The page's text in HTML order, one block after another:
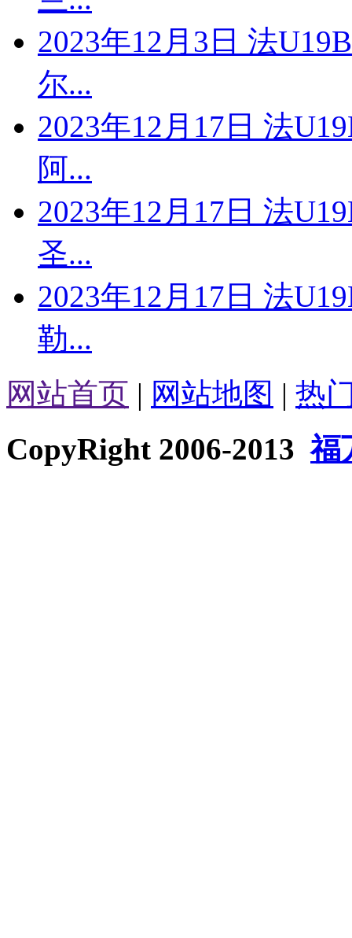
2023年12月3日 法
尔...
2023年12月17日 法
阿...
2023年12月17日 法
圣...
2023年12月17日 法
勒...
网站首页 | 网站地图 | 热
CopyRight 2006-2013福